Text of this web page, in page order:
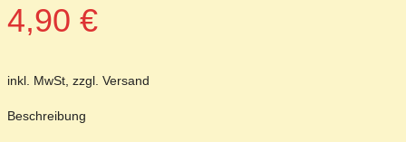
4,90 €
inkl. MwSt, zzgl. Versand
Beschreibung